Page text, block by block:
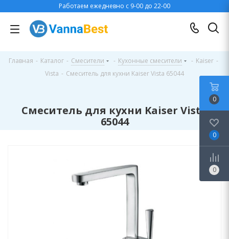
Работаем ежедневно с 9-00 до 22-00
Главная - Каталог - Смесители - Кухонные смесители - Kaiser -
Vista - Смеситель для кухни Kaiser Vista 65044
Смеситель для кухни Kaiser Vista
65044
0
0
0